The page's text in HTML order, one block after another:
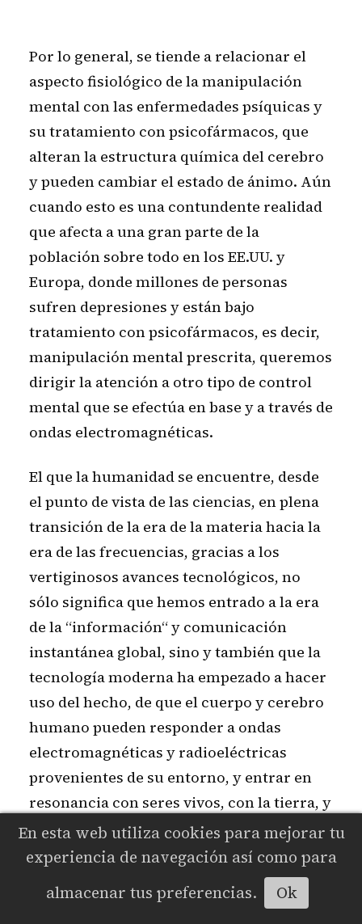
Por lo general, se tiende a relacionar el
aspecto fisiológico de la manipulación
mental con las enfermedades psíquicas y
su tratamiento con psicofármacos, que
alteran la estructura química del cerebro
y pueden cambiar el estado de ánimo. Aún
cuando esto es una contundente realidad
que afecta a una gran parte de la
población sobre todo en los EE.UU. y
Europa, donde millones de personas
sufren depresiones y están bajo
tratamiento con psicofármacos, es decir,
manipulación mental prescrita, queremos
dirigir la atención a otro tipo de control
mental que se efectúa en base y a través de
ondas electromagnéticas.
El que la humanidad se encuentre, desde
el punto de vista de las ciencias, en plena
transición de la era de la materia hacia la
era de las frecuencias, gracias a los
vertiginosos avances tecnológicos, no
sólo significa que hemos entrado a la era
de la “información“ y comunicación
instantánea global, sino y también que la
tecnología moderna ha empezado a hacer
uso del hecho, de que el cuerpo y cerebro
humano pueden responder a ondas
electromagnéticas y radioeléctricas
provenientes de su entorno, y entrar en
resonancia con seres vivos, con la tierra, y
con aparatos y sistemas tecnológicos.
Ya al comienzo del siglo pasado, el
científico de origen croata, Nikola Tesla,
En esta web utiliza cookies para mejorar tu
experiencia de navegación así como para
almacenar tus preferencias.
Ok
Escuchar